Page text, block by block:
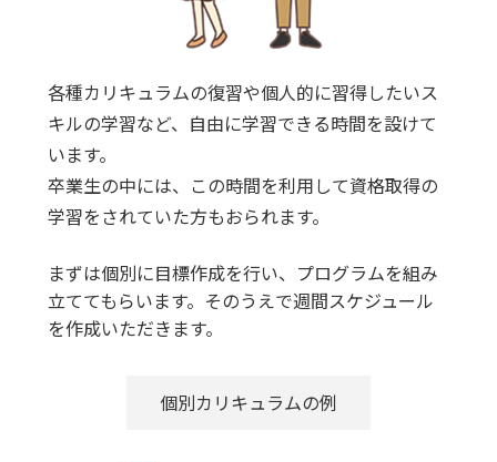
各種カリキュラムの復習や個人的に習得したいス
キルの学習など、自由に学習できる時間を設けて
います。
卒業生の中には、この時間を利用して資格取得の
学習をされていた方もおられます。
まずは個別に目標作成を行い、プログラムを組み
立ててもらいます。そのうえで週間スケジュール
を作成いただきます。
個別カリキュラムの例